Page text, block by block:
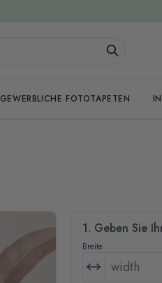
GEWERBLICHE FOTOTAPETEN
1. Geben Sie
Breite